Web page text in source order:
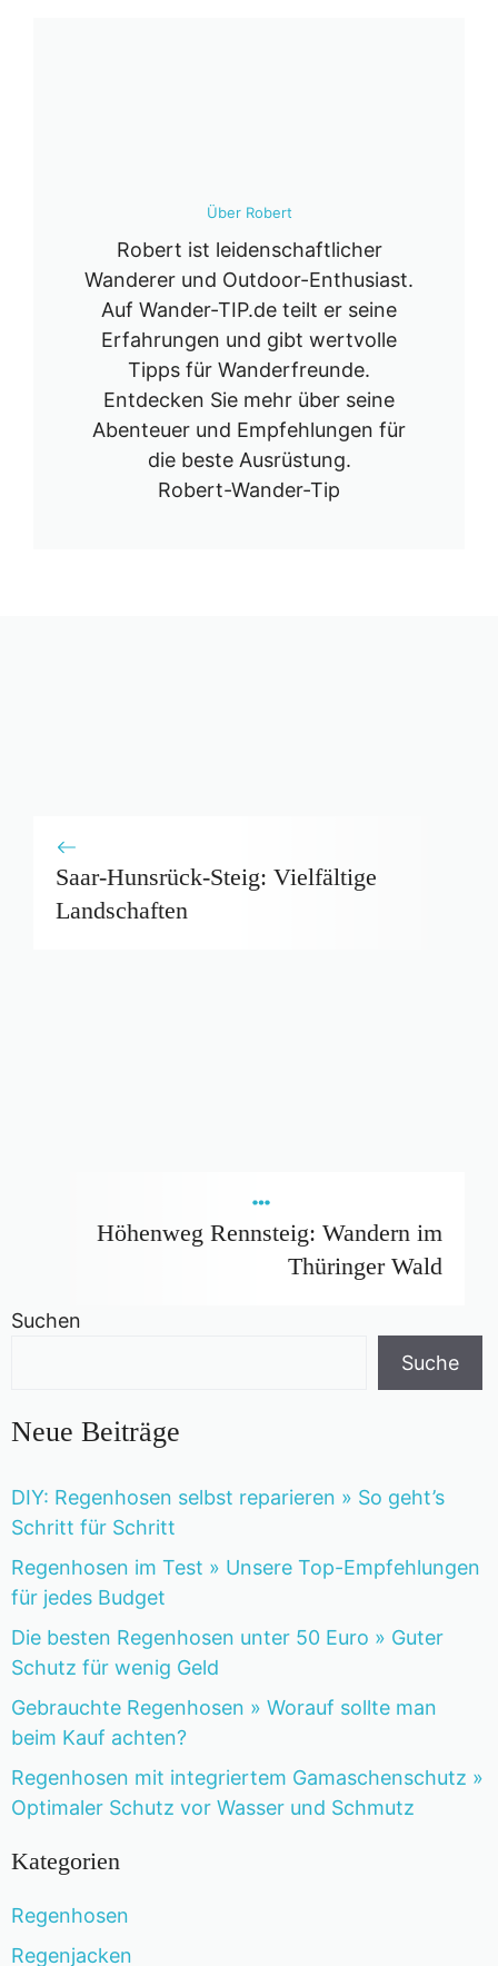
Über Robert
Robert ist leidenschaftlicher
Wanderer und Outdoor-Enthusiast.
Auf Wander-TIP.de teilt er seine
Erfahrungen und gibt wertvolle
Tipps für Wanderfreunde.
Entdecken Sie mehr über seine
Abenteuer und Empfehlungen für
die beste Ausrüstung.
Robert-Wander-Tip
Saar-Hunsrück-Steig: Vielfältige
Landschaften
Höhenweg Rennsteig: Wandern im
Thüringer Wald
Suchen
Suche
Neue Beiträge
DIY: Regenhosen selbst reparieren » So geht’s
Schritt für Schritt
Regenhosen im Test » Unsere Top-Empfehlungen
für jedes Budget
Die besten Regenhosen unter 50 Euro » Guter
Schutz für wenig Geld
Gebrauchte Regenhosen » Worauf sollte man
beim Kauf achten?
Regenhosen mit integriertem Gamaschenschutz »
Optimaler Schutz vor Wasser und Schmutz
Kategorien
Regenhosen
Regenjacken